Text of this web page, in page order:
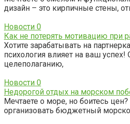
дизайн – это кирпичные стены,
Новости 0
Как не потерять мотивацию при
Хотите зарабатывать на
психология влияет на ваш успех!
целеполаганию,
Новости 0
Недорогой отдых на морском
Мечтаете о море, но боитесь цен?
организовать бюджетный